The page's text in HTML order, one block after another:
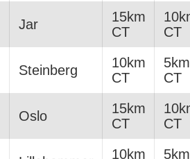
Jar
15km
CT
CT
Steinberg
10km
CT
5km
CT
Oslo
15km
CT
CT
10km
5km